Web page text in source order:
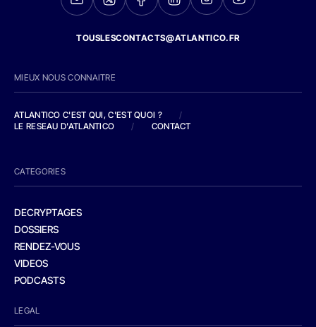
TOUSLESCONTACTS@ATLANTICO.FR
MIEUX NOUS CONNAITRE
ATLANTICO C'EST QUI, C'EST QUOI ?
/
LE RESEAU D'ATLANTICO
/ CONTACT
CATEGORIES
DECRYPTAGES
DOSSIERS
RENDEZ-VOUS
VIDEOS
PODCASTS
LEGAL